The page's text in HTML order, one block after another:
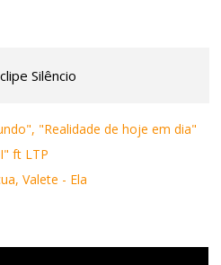
Silêncio
"Realidade de hoje em dia"
ft LTP
Valete - Ela